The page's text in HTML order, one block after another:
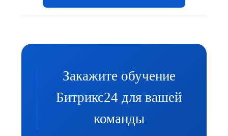
Закажите обучение
Битрикс24 для вашей
команды